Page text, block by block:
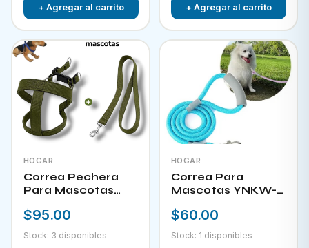
+ Agregar al carrito + Agregar al carrito
HOGAR
Correa Pechera
Para Mascotas
$95.00
Stock: 3 disponibles
HOGAR
Correa Para
Mascotas YNKW-
$60.00
Stock: 1 disponibles